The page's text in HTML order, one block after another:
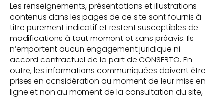
Les renseignements, présentations et illustrations
contenus dans les pages de ce site sont fournis à
titre purement indicatif et restent susceptibles de
modifications à tout moment et sans préavis. Ils
n’emportent aucun engagement juridique ni
accord contractuel de la part de CONSERTO. En
outre, les informations communiquées doivent être
prises en considération au moment de leur mise en
ligne et non au moment de la consultation du site,